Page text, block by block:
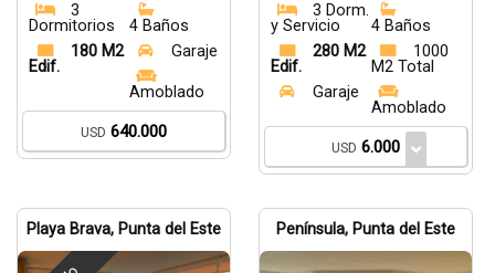
3
Dormitorios
4 Baños
180 M2
Edif.
Garaje
Amoblado
USD 640.000
3 Dorm.
y Servicio
4 Baños
280 M2
Edif.
1000
M2 Total
Garaje
Amoblado
USD 6.000
Playa Brava, Punta del Este Península, Punta del Este